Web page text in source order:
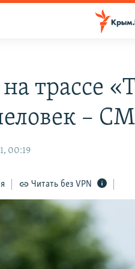
трассе
–
00:19
Читать без VPN